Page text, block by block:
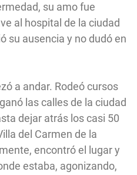
su amo fue
al hospital de la ciudad
su ausencia y no dudó en
a andar. Rodeó cursos
las calles de la ciudad
dejar atrás los casi 50
del Carmen de la
encontró el lugar y
estaba, agonizando,